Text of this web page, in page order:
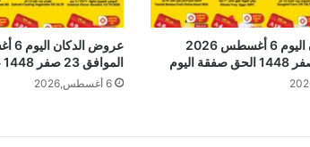
عروض الدكان اليوم 6 أغسطس 2026
الموافق 23 صفر 1448 عروض صفقة اليوم
6 أغسطس,2026